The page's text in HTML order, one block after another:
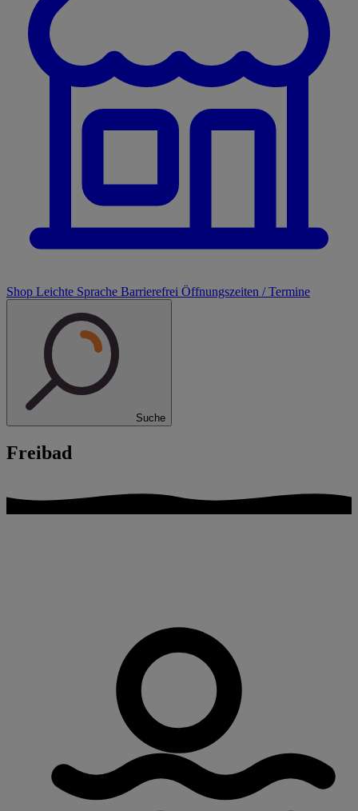
Shop Leichte Sprache Barrierefrei Öffnungszeiten / Termine
Suche
Freibad